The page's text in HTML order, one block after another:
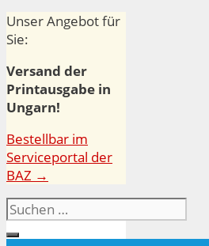
Unser Angebot für
Sie:
Versand der
Printausgabe in
Ungarn!
Bestellbar im
Serviceportal der
BAZ →
Suchen
nach: